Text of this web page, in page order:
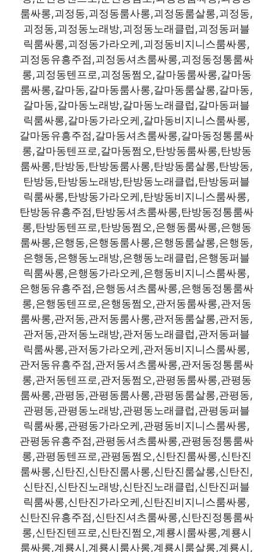
룸싸롱,괴정동,괴정동룸사롱,괴정동룸살롱,괴정동,
괴정동,괴정동노래방,괴정동노래클럽,괴정동퍼블
릭룸싸롱,괴정동가라오케,괴정동비지니스룸싸롱,
괴정동유흥주점,괴정동셔츠룸싸롱,괴정동정통룸싸
롱,괴정동텐프로,괴정동쩜오,갈마동룸싸롱,갈마동
룸싸롱,갈마동,갈마동룸사롱,갈마동룸살롱,갈마동,
갈마동,갈마동노래방,갈마동노래클럽,갈마동퍼블
릭룸싸롱,갈마동가라오케,갈마동비지니스룸싸롱,
갈마동유흥주점,갈마동셔츠룸싸롱,갈마동정통룸싸
롱,갈마동텐프로,갈마동쩜오,탄방동룸싸롱,탄방동
룸싸롱,탄방동,탄방동룸사롱,탄방동룸살롱,탄방동,
탄방동,탄방동노래방,탄방동노래클럽,탄방동퍼블
릭룸싸롱,탄방동가라오케,탄방동비지니스룸싸롱,
탄방동유흥주점,탄방동셔츠룸싸롱,탄방동정통룸싸
롱,탄방동텐프로,탄방동쩜오,은행동룸싸롱,은행동
룸싸롱,은행동,은행동룸사롱,은행동룸살롱,은행동,
은행동,은행동노래방,은행동노래클럽,은행동퍼블
릭룸싸롱,은행동가라오케,은행동비지니스룸싸롱,
은행동유흥주점,은행동셔츠룸싸롱,은행동정통룸싸
롱,은행동텐프로,은행동쩜오,관저동룸싸롱,관저동
룸싸롱,관저동,관저동룸사롱,관저동룸살롱,관저동,
관저동,관저동노래방,관저동노래클럽,관저동퍼블
릭룸싸롱,관저동가라오케,관저동비지니스룸싸롱,
관저동유흥주점,관저동셔츠룸싸롱,관저동정통룸싸
롱,관저동텐프로,관저동쩜오,관평동룸싸롱,관평동
룸싸롱,관평동,관평동룸사롱,관평동룸살롱,관평동,
관평동,관평동노래방,관평동노래클럽,관평동퍼블
릭룸싸롱,관평동가라오케,관평동비지니스룸싸롱,
관평동유흥주점,관평동셔츠룸싸롱,관평동정통룸싸
롱,관평동텐프로,관평동쩜오,신탄진룸싸롱,신탄진
룸싸롱,신탄진,신탄진룸사롱,신탄진룸살롱,신탄진,
신탄진,신탄진노래방,신탄진노래클럽,신탄진퍼블
릭룸싸롱,신탄진가라오케,신탄진비지니스룸싸롱,
신탄진유흥주점,신탄진셔츠룸싸롱,신탄진정통룸싸
롱,신탄진텐프로,신탄진쩜오,계룡시룸싸롱,계룡시
룸싸롱,계룡시,계룡시룸사롱,계룡시룸살롱,계룡시,